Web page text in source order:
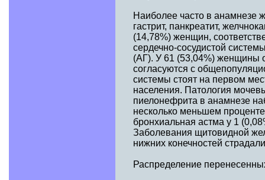
Наиболее часто в анамнезе
гастрит, панкреатит,
(14,78%) женщин,
сердечно-сосудистой
(АГ). У 61 (53,04%) женщины
согласуются с
системы стоят на первом
населения. Патология
пиелонефрита в анамнезе
несколько меньшем
бронхиальная астма у 1
Заболевания щитовидной
нижних конечностей
Распределение